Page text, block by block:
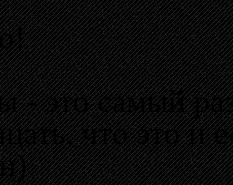
- это самый
что это и